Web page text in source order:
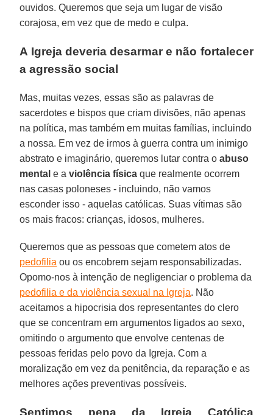
ouvidos. Queremos que seja um lugar de visão
corajosa, em vez que de medo e culpa.
A Igreja deveria desarmar e não fortalecer
a agressão social
Mas, muitas vezes, essas são as palavras de
sacerdotes e bispos que criam divisões, não apenas
na política, mas também em muitas famílias, incluindo
a nossa. Em vez de irmos à guerra contra um inimigo
abstrato e imaginário, queremos lutar contra oabuso
mental e aviolência física que realmente ocorrem
nas casas poloneses - incluindo, não vamos
esconder isso - aquelas católicas. Suas vítimas são
os mais fracos: crianças, idosos, mulheres.
Queremos que as pessoas que cometem atos de
pedofilia ou os encobrem sejam responsabilizadas.
Opomo-nos à intenção de negligenciar o problema da
pedofilia e da violência sexual na Igreja. Não
aceitamos a hipocrisia dos representantes do clero
que se concentram em argumentos ligados ao sexo,
omitindo o argumento que envolve centenas de
pessoas feridas pelo povo da Igreja. Com a
moralização em vez da penitência, da reparação e as
melhores ações preventivas possíveis.
Sentimos pena da Igreja Católica